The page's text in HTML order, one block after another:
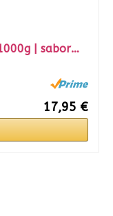
| sabor…
17,95 €